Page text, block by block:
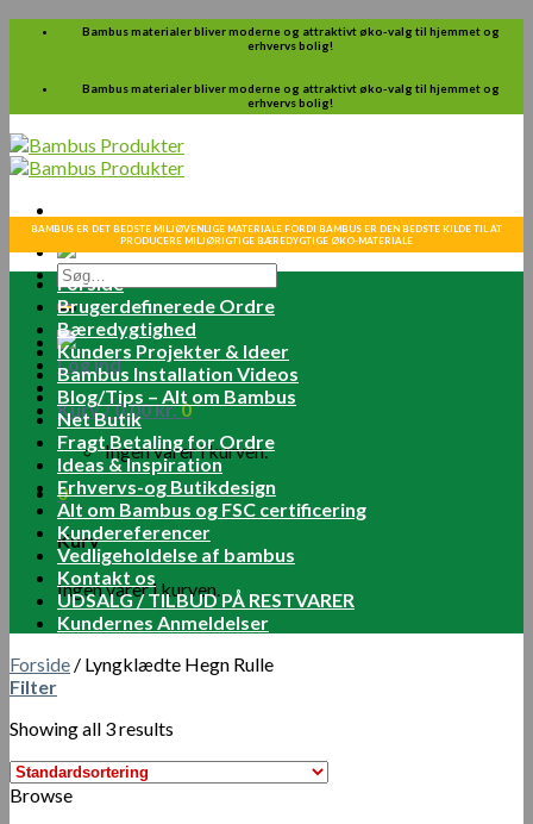
Skip
Bambus materialer bliver moderne og attraktivt øko-valg til hjemmet og
erhvervs bolig!
Bambus materialer bliver moderne og attraktivt øko-valg til hjemmet og
erhvervs bolig!
Søg
efter:
Log ind
Kurv /0.00kr.0
Ingen varer i kurven.
0
Kurv
Ingen varer i kurven.
BAMBUS ER DET BEDSTE MILJØVENLIGE MATERIALE FORDI BAMBUS ER DEN BEDSTE KILDE TIL AT
PRODUCERE MILJØRIGTIGE BÆREDYGTIGE ØKO-MATERIALE
Forside
Brugerdefinerede Ordre
Bæredygtighed
Kunders Projekter & Ideer
Bambus Installation Videos
Blog/Tips – Alt om Bambus
Net Butik
Fragt Betaling for Ordre
Ideas & Inspiration
Erhvervs-og Butikdesign
Alt om Bambus og FSC certificering
Kundereferencer
Vedligeholdelse af bambus
Kontakt os
UDSALG / TILBUD PÅ RESTVARER
Kundernes Anmeldelser
Forside / Lyngklædte Hegn Rulle
Filter
Showing all 3 results
Browse